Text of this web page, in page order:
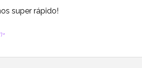
super rápido!